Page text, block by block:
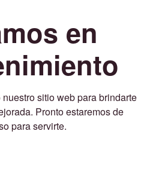
en
sitio web para brindarte
Pronto estaremos de
para servirte.